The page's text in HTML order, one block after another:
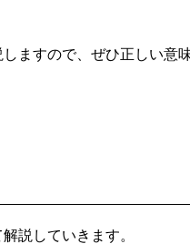
ますので、ぜひ正しい意
説していきます。